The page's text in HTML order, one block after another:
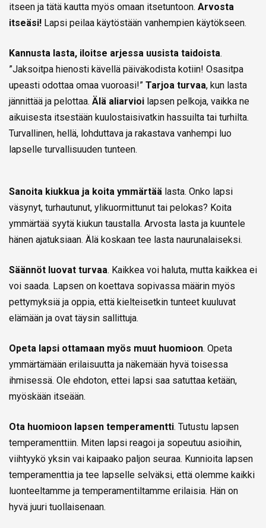
itseen ja tätä kautta myös omaan itsetuntoon. Arvosta
itseäsi! Lapsi peilaa käytöstään vanhempien käytökseen.
Kannusta lasta, iloitse arjessa uusista taidoista.
”Jaksoitpa hienosti kävellä päiväkodista kotiin! Osasitpa
upeasti odottaa omaa vuoroasi!” Tarjoa turvaa, kun lasta
jännittää ja pelottaa. Älä aliarvioi lapsen pelkoja, vaikka ne
aikuisesta itsestään kuulostaisivatkin hassuilta tai turhilta.
Turvallinen, hellä, lohduttava ja rakastava vanhempi luo
lapselle turvallisuuden tunteen.
Sanoita kiukkua ja koita ymmärtää lasta. Onko lapsi
väsynyt, turhautunut, ylikuormittunut tai pelokas? Koita
ymmärtää syytä kiukun taustalla. Arvosta lasta ja kuuntele
hänen ajatuksiaan. Älä koskaan tee lasta naurunalaiseksi.
Säännöt luovat turvaa. Kaikkea voi haluta, mutta kaikkea ei
voi saada. Lapsen on koettava sopivassa määrin myös
pettymyksiä ja oppia, että kielteisetkin tunteet kuuluvat
elämään ja ovat täysin sallittuja.
Opeta lapsi ottamaan myös muut huomioon. Opeta
ymmärtämään erilaisuutta ja näkemään hyvä toisessa
ihmisessä. Ole ehdoton, ettei lapsi saa satuttaa ketään,
myöskään itseään.
Ota huomioon lapsen temperamentti. Tutustu lapsen
temperamenttiin. Miten lapsi reagoi ja sopeutuu asioihin,
viihtyykö yksin vai kaipaako paljon seuraa. Kunnioita lapsen
temperamenttia ja tee lapselle selväksi, että olemme kaikki
luonteeltamme ja temperamentiltamme erilaisia. Hän on
hyvä juuri tuollaisenaan.